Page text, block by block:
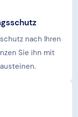
nach Ihren
Sie ihn mit